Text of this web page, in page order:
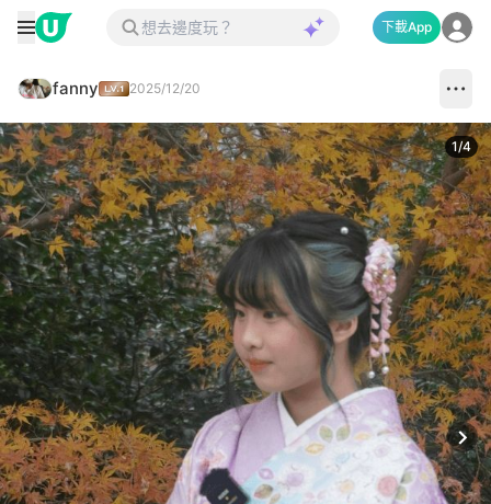
下載App
fanny 2025/12/20
1/4